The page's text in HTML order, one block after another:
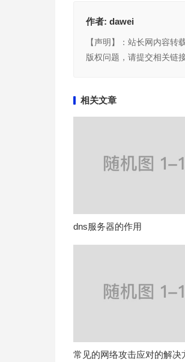
作者: dawei
【声明】：站长网内容
版权问题，请提交相关链
相关文章
dns服务器的作用
常见的网络攻击应对的解决